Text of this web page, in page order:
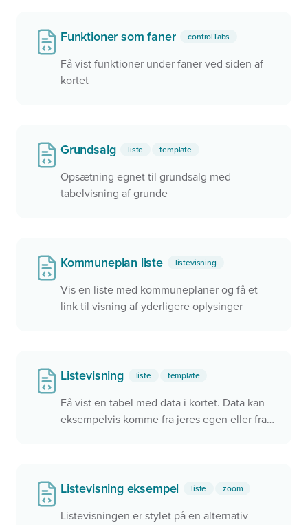
Funktioner som faner controlTabs
Få vist funktioner under faner ved siden af
kortet
Grundsalg liste template
Opsætning egnet til grundsalg med
tabelvisning af grunde
Kommuneplan liste listevisning
Vis en liste med kommuneplaner og få et
link til visning af yderligere oplysinger
Listevisning liste template
Få vist en tabel med data i kortet. Data kan
eksempelvis komme fra jeres egen eller fra
Listevisning eksempel liste zoom
Listevisningen er stylet på en alternativ